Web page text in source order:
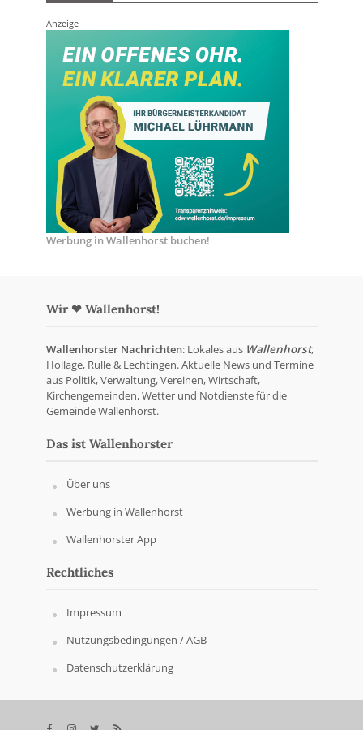
Anzeige
Werbung in Wallenhorst buchen!
Wir ❤ Wallenhorst!
Wallenhorster Nachrichten: Lokales aus Wallenhorst,
Hollage, Rulle & Lechtingen. Aktuelle News und Termine
aus Politik, Verwaltung, Vereinen, Wirtschaft,
Kirchengemeinden, Wetter und Notdienste für die
Gemeinde Wallenhorst.
Das ist Wallenhorster
Über uns
Werbung in Wallenhorst
Wallenhorster App
Rechtliches
Impressum
Nutzungsbedingungen / AGB
Datenschutzerklärung